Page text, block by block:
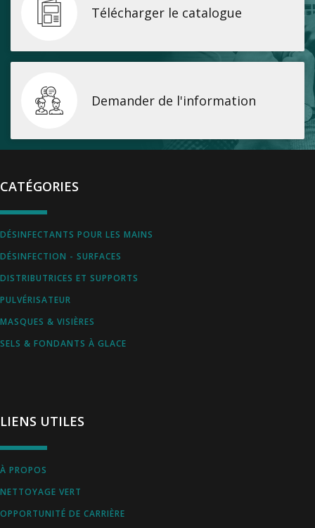
Télécharger le catalogue
Demander de l'information
CATÉGORIES
DÉSINFECTANTS POUR LES MAINS
DÉSINFECTION - SURFACES
DISTRIBUTRICES ET SUPPORTS
PULVÉRISATEUR
MASQUES & VISIÈRES
SELS & FONDANTS À GLACE
LIENS UTILES
À PROPOS
NETTOYAGE VERT
OPPORTUNITÉ DE CARRIÈRE